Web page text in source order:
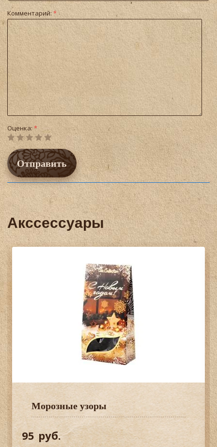
Комментарий: *
Оценка: *
Акссессуары
Морозные узоры
95 руб.